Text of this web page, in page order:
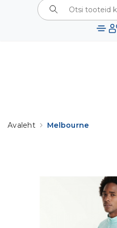
⚠️KODULEHTE
UUENDUSTÖÖDEGA VÕIB
TÕRKEID. TÄNAME TEID
Avaleht Melbourne